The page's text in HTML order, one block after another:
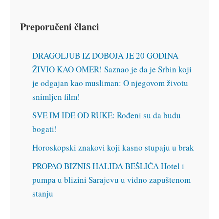
Preporučeni članci
DRAGOLJUB IZ DOBOJA JE 20 GODINA
ŽIVIO KAO OMER! Saznao je da je Srbin koji
je odgajan kao musliman: O njegovom životu
snimljen film!
SVE IM IDE OD RUKE: Rođeni su da budu
bogati!
Horoskopski znakovi koji kasno stupaju u brak
PROPAO BIZNIS HALIDA BEŠLIĆA Hotel i
pumpa u blizini Sarajevu u vidno zapuštenom
stanju